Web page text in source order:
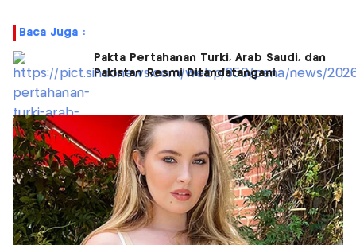
Baca Juga :
Pakta Pertahanan Turki, Arab Saudi, dan
Pakistan Resmi Ditandatangani